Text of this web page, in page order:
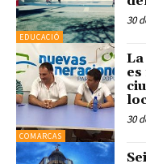
EDUCACIÓ
30
COMARCAS
30